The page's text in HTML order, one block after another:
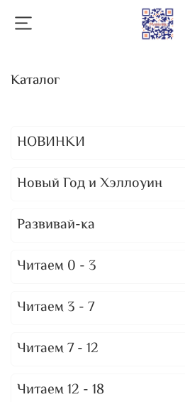
Каталог
НОВИНКИ
Новый Год и Хэллоуин
Развивай-ка
Читаем 0 - 3
Читаем 3 - 7
Читаем 7 - 12
Читаем 12 - 18